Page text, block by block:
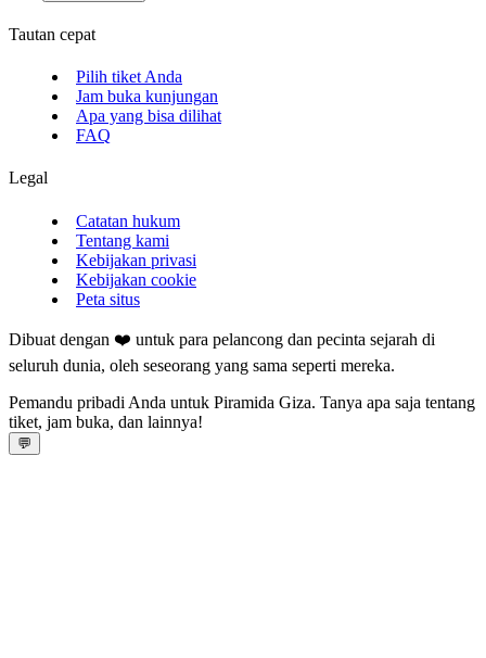
Tautan cepat
Pilih tiket Anda
Jam buka kunjungan
Apa yang bisa dilihat
FAQ
Legal
Catatan hukum
Tentang kami
Kebijakan privasi
Kebijakan cookie
Peta situs
Dibuat dengan ❤️ untuk para pelancong dan pecinta sejarah di
seluruh dunia, oleh seseorang yang sama seperti mereka.
Pemandu pribadi Anda untuk Piramida Giza. Tanya apa saja tentang
tiket, jam buka, dan lainnya!
💬